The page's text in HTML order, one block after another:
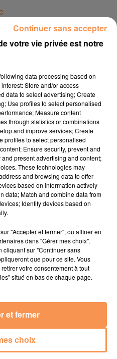
64" À SAUVELADE, SUR
The Floor
17h00
17h00
votre vie privée est notre
data processing based on
Store and/or access
data to select advertising; Create
Use profiles to select personalised
Measure content
through statistics or combinations
and improve services; Create
profiles to select personalised
Ensure security, prevent and
present advertising and content;
These technologies may
and browsing data to offer
based on information actively
data; Match and combine data from
Identify devices based on
"Accepter et fermer", ou affiner en
dans "Gérer mes choix".
cliquant sur "Continuer sans
que pour ce site. Vous
votre consentement à tout
situé en bas de chaque page.
choix
et fermer
Continuer sans accepter